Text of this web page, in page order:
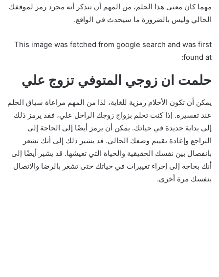
مهما كان معنى هذا الحلم، من المهم أن تتذكر أنه مجرد رمز لموقفك
الحالي وليس بالضرورة ما سيحدث في الواقع.
This image was fetched from google search and was first
found at:
حلمت ان زوجي المتوفي تزوج علي
يمكن أن تكون الأحلام رمزية للغاية، لذا من المهم مراعاة سياق الحلم
عند تفسيره. إذا كنت تحلم بزواج زوجك الراحل علي، فقد يرمز ذلك
إلى بداية جديدة في حياتك. يمكن أن يرمز أيضًا إلى الحاجة إلى
التراجع وإعادة تقييم وضعك الحالي. قد يشير ذلك إلى أنك تشعر
بانفصال بين نفسك الحقيقية والحياة التي تعيشها. قد يشير أيضًا إلى
أنك بحاجة إلى إجراء تغييرات في حياتك حتى تشعر بالرضا والاتصال
بنفسك مرة أخرى.